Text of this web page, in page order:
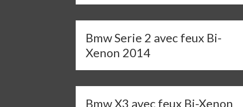
Bmw Serie 2 avec feux Bi-
Xenon 2014
Bmw X3 avec feux Bi-Xenon